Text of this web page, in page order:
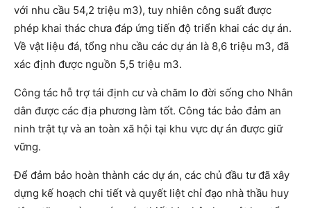
với nhu cầu 54,2 triệu m3), tuy nhiên công suất được
phép khai thác chưa đáp ứng tiến độ triển khai các dự án.
Về vật liệu đá, tổng nhu cầu các dự án là 8,6 triệu m3, đã
xác định được nguồn 5,5 triệu m3.
Công tác hỗ trợ tái định cư và chăm lo đời sống cho Nhân
dân được các địa phương làm tốt. Công tác bảo đảm an
ninh trật tự và an toàn xã hội tại khu vực dự án được giữ
vững.
Để đảm bảo hoàn thành các dự án, các chủ đầu tư đã xây
dựng kế hoạch chi tiết và quyết liệt chỉ đạo nhà thầu huy